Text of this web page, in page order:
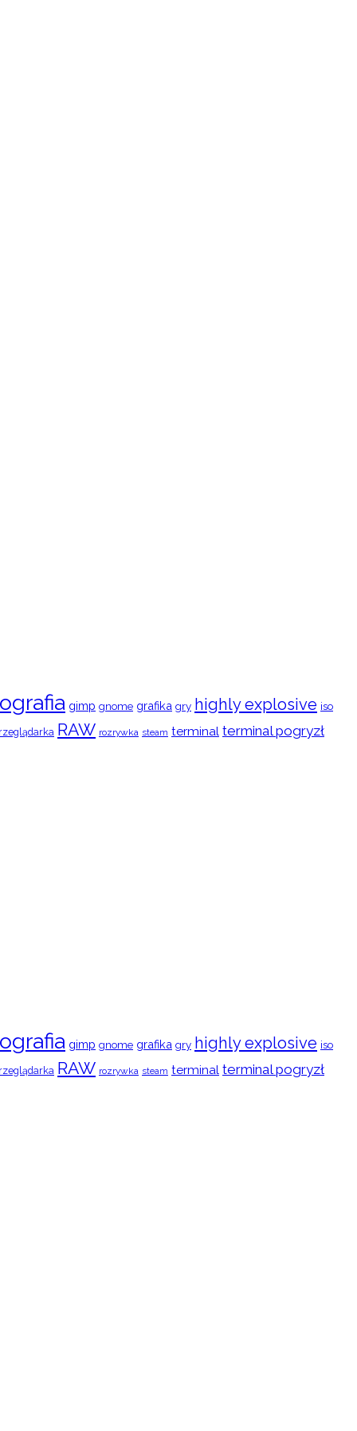
gimp gnome grafika gry highly explosive iso
RAW rozrywka steam terminal terminal pogryzł
gimp gnome grafika gry highly explosive iso
RAW rozrywka steam terminal terminal pogryzł